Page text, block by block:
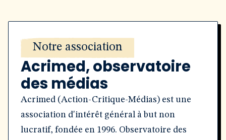
Notre association
Acrimed, observatoire
des médias
Acrimed (Action-Critique-Médias) est une
association d'intérêt général à but non
lucratif, fondée en 1996. Observatoire des